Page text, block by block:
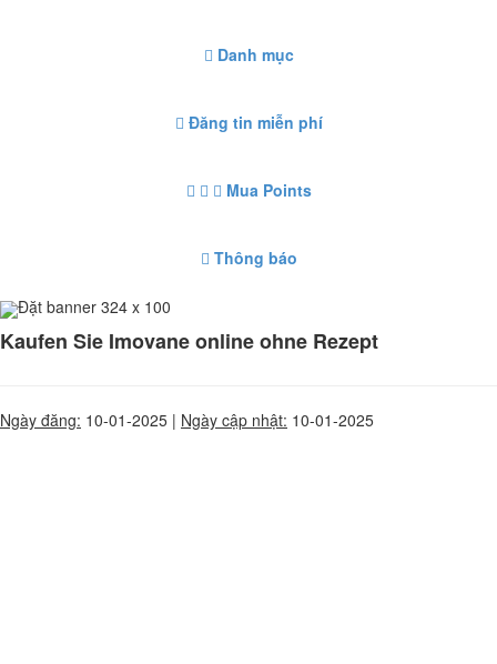
Danh mục
Đăng tin miễn phí
Mua Points
Thông báo
Đặt banner 324 x 100
Kaufen Sie Imovane online ohne Rezept
Ngày đăng: 10-01-2025 | Ngày cập nhật: 10-01-2025